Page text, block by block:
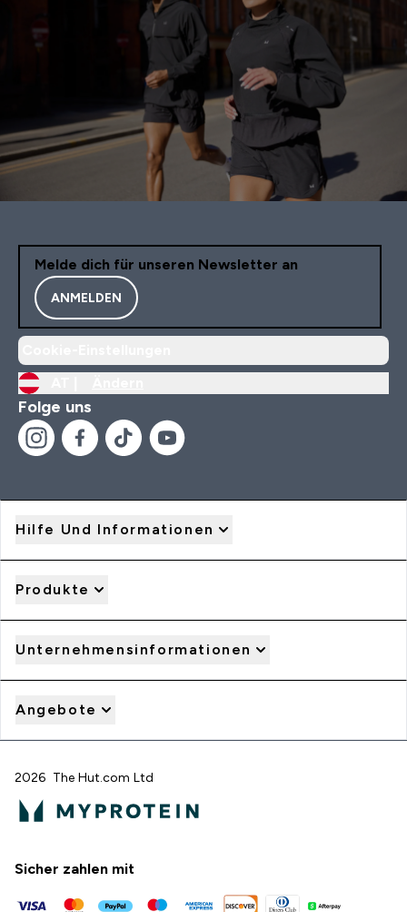
Melde dich für unseren Newsletter an
ANMELDEN
Folge uns
Hilfe Und Informationen
Produkte
Unternehmensinformationen
Angebote
2026 The Hut.com Ltd
Sicher zahlen mit